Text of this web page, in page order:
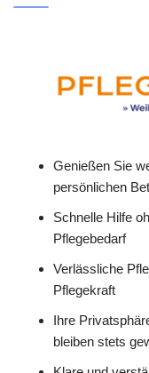
Genießen Sie
persönlichen
Schnelle Hilfe
Pflegebedarf
Verlässliche
Pflegekraft
Ihre
bleiben stets